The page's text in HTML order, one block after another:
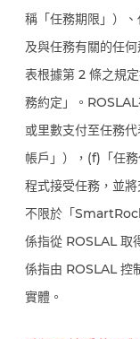
稱「任務期限」）
及與任務有關的任
表根據第 2 條之規
務約定」。
或里數支付至任務
帳戶」），(f)「任
程式接受任務，並
不限於「
係指從 ROSLAL 取
係指由 ROSLAL 控
實體。